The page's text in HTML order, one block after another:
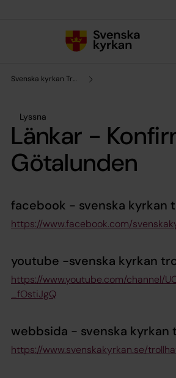
Svenska kyrkan Trollhättan
Lyssna
Länkar -
Götalunden
facebook - svenska kyrkan
https://www.facebook.com/
youtube -svenska kyrkan
https://www.youtube.com/channel/
_fOstiJgQ
webbsida - svenska kyrkan
https://www.svenskakyrkan.se/